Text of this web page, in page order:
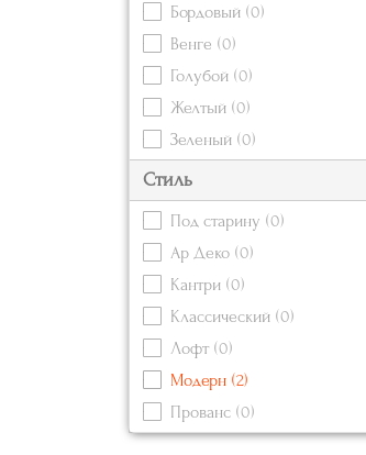
Бордовый (0)
Венге (0)
Голубой (0)
Желтый (0)
Зеленый (0)
Коричневый (0)
Красный
(0)
Кремовый
Оранжевый
Серебряный
Серый
Синий
Стиль
Под старину (0)
Ар Деко (0)
Кантри (0)
Классический (0)
Лофт (0)
Модерн (2)
Прованс (0)
Современный